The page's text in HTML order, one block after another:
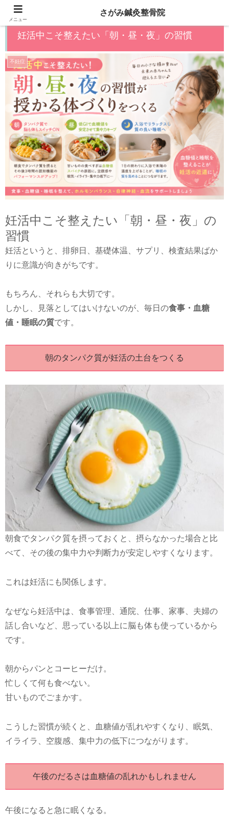
妊活中こそ整えたい「朝・昼・夜」の習慣
不妊症
妊活中こそ整えたい「朝・昼・夜」の
習慣
妊活というと、排卵日、基礎体温、サプリ、検査結果ばか
りに意識が向きがちです。
もちろん、それらも大切です。
しかし、見落としてはいけないのが、毎日の食事・血糖
値・睡眠の質です。
朝のタンパク質が妊活の土台をつくる
朝食でタンパク質を摂っておくと、摂らなかった場合と比
べて、その後の集中力や判断力が安定しやすくなります。
これは妊活にも関係します。
なぜなら妊活中は、食事管理、通院、仕事、家事、夫婦の
話し合いなど、思っている以上に脳も体も使っているから
です。
朝からパンとコーヒーだけ。
忙しくて何も食べない。
甘いものでごまかす。
こうした習慣が続くと、血糖値が乱れやすくなり、眠気、
イライラ、空腹感、集中力の低下につながります。
午後のだるさは血糖値の乱れかもしれません
午後になると急に眠くなる。
メニュー
さがみ鍼灸整骨院